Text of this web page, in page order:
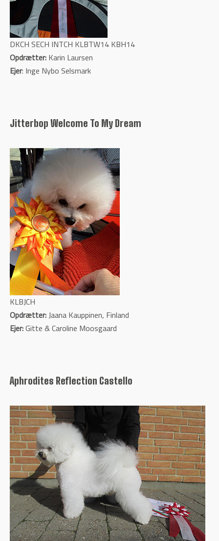
DKCH SECH INTCH KLBTW14 KBH14
Opdrætter: Karin Laursen
Ejer: Inge Nybo Selsmark
Jitterbop Welcome To My Dream
KLBJCH
Opdrætter: Jaana Kauppinen, Finland
Ejer:Gitte & Caroline Moosgaard
Aphrodites Reflection Castello